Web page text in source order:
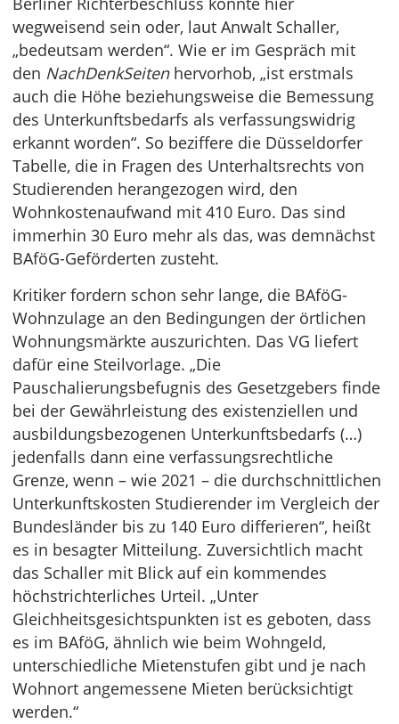
wegweisend sein oder, laut Anwalt Schaller,
„bedeutsam werden“. Wie er im Gespräch mit
den NachDenkSeitenhervorhob, „ist erstmals
auch die Höhe beziehungsweise die Bemessung
des Unterkunftsbedarfs als verfassungswidrig
erkannt worden“. So beziffere die Düsseldorfer
Tabelle, die in Fragen des Unterhaltsrechts von
Studierenden herangezogen wird, den
Wohnkostenaufwand mit 410 Euro. Das sind
immerhin 30 Euro mehr als das, was demnächst
BAföG-Geförderten zusteht.
Kritiker fordern schon sehr lange, die BAföG-
Wohnzulage an den Bedingungen der örtlichen
Wohnungsmärkte auszurichten. Das VG liefert
dafür eine Steilvorlage. „Die
Pauschalierungsbefugnis des Gesetzgebers finde
bei der Gewährleistung des existenziellen und
ausbildungsbezogenen Unterkunftsbedarfs (…)
jedenfalls dann eine verfassungsrechtliche
Grenze, wenn – wie 2021 – die durchschnittlichen
Unterkunftskosten Studierender im Vergleich der
Bundesländer bis zu 140 Euro differieren“, heißt
es in besagter Mitteilung. Zuversichtlich macht
das Schaller mit Blick auf ein kommendes
höchstrichterliches Urteil. „Unter
Gleichheitsgesichtspunkten ist es geboten, dass
es im BAföG, ähnlich wie beim Wohngeld,
unterschiedliche Mietenstufen gibt und je nach
Wohnort angemessene Mieten berücksichtigt
werden.“